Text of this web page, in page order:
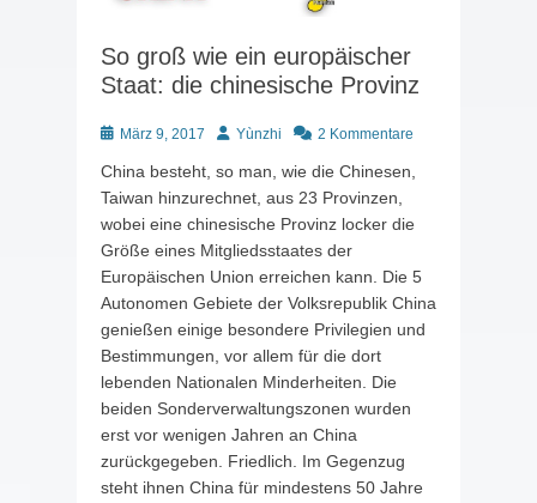
So groß wie ein europäischer
Staat: die chinesische Provinz
PostedMärz 9, 2017 AutorYùnzhi 2 Kommentare
China besteht, so man, wie die Chinesen,
Taiwan hinzurechnet, aus 23 Provinzen,
wobei eine chinesische Provinz locker die
Größe eines Mitgliedsstaates der
Europäischen Union erreichen kann. Die 5
Autonomen Gebiete der Volksrepublik China
genießen einige besondere Privilegien und
Bestimmungen, vor allem für die dort
lebenden Nationalen Minderheiten. Die
beiden Sonderverwaltungszonen wurden
erst vor wenigen Jahren an China
zurückgegeben. Friedlich. Im Gegenzug
steht ihnen China für mindestens 50 Jahre